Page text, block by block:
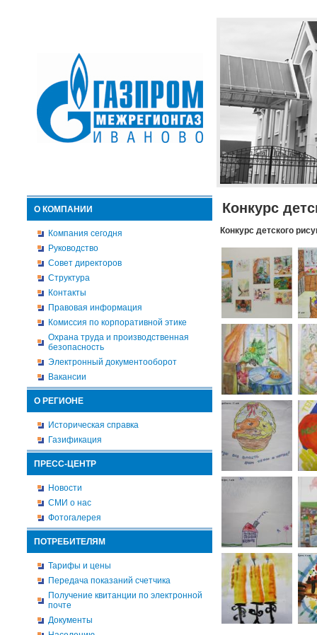
О КОМПАНИИ
Компания сегодня
Руководство
Совет директоров
Структура
Контакты
Правовая информация
Комиссия по корпоративной этике
Охрана труда и производственная
безопасность
Электронный документооборот
Вакансии
О РЕГИОНЕ
Историческая справка
Газификация
ПРЕСС-ЦЕНТР
Новости
СМИ о нас
Фотогалерея
ПОТРЕБИТЕЛЯМ
Тарифы и цены
Передача показаний счетчика
Получение квитанции по электронной
почте
Документы
Конкурс
Конкурс детского